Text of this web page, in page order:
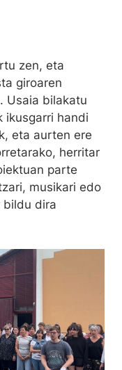
zen, eta
giroaren
Usaia bilakatu
ikusgarri handi
eta aurten ere
herritar
parte
musikari edo
bildu dira